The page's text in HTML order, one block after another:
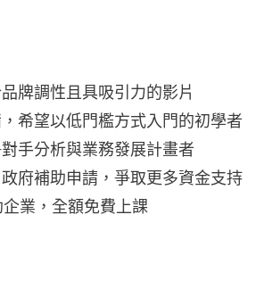
牌調性且具吸引力的影片
希望以低門檻方式入門的初學者
手分析與業務發展計畫者
府補助申請，爭取更多資金支持
業，全額免費上課